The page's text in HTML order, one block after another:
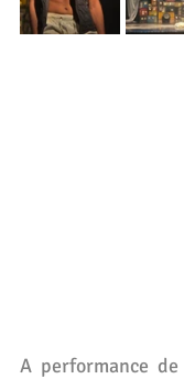
A performance